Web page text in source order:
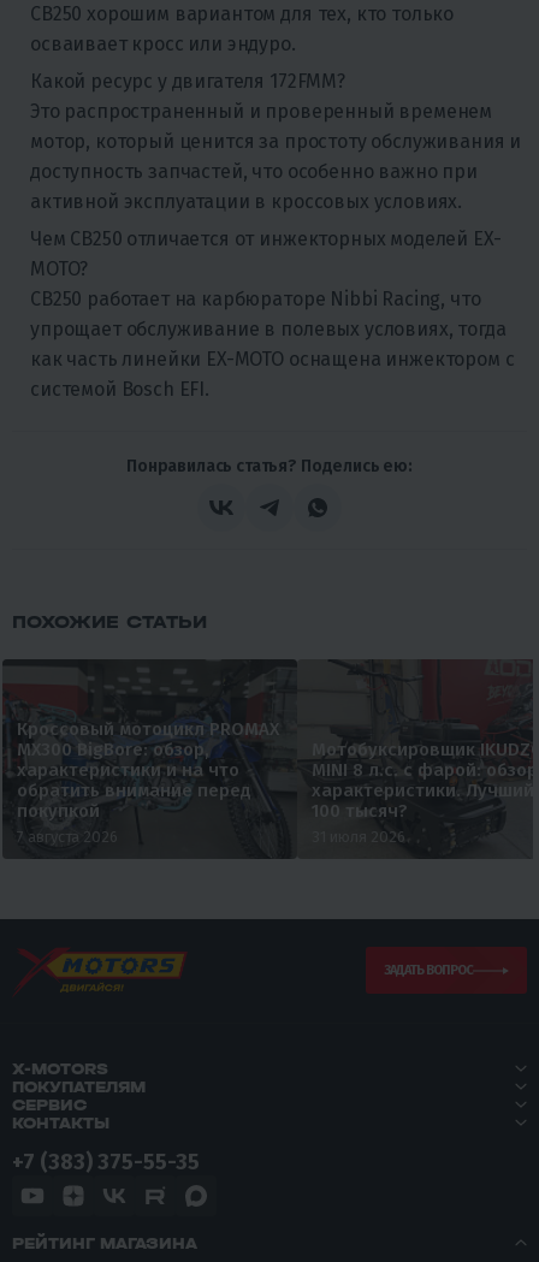
CB250 хорошим вариантом для тех, кто только
осваивает кросс или эндуро.
Какой ресурс у двигателя 172FMM?
Это распространенный и проверенный временем
мотор, который ценится за простоту обслуживания и
доступность запчастей, что особенно важно при
активной эксплуатации в кроссовых условиях.
Чем CB250 отличается от инжекторных моделей EX-
MOTO?
CB250 работает на карбюраторе Nibbi Racing, что
упрощает обслуживание в полевых условиях, тогда
как часть линейки EX-MOTO оснащена инжектором с
системой Bosch EFI.
Понравилась статья? Поделись ею:
ПОХОЖИЕ СТАТЬИ
Кроссовый мотоцикл PROMAX
MX300 BigBore: обзор,
характеристики и на что
обратить внимание перед
покупкой
7 августа 2026
Мотобуксировщик
MINI 8 л.с. с фарой:
характеристики. Лучший
100 тысяч?
31 июля 2026
ЗАДАТЬ ВОПРОС
X-MOTORS
ПОКУПАТЕЛЯМ
СЕРВИС
КОНТАКТЫ
+7 (383) 375-55-35
РЕЙТИНГ МАГАЗИНА